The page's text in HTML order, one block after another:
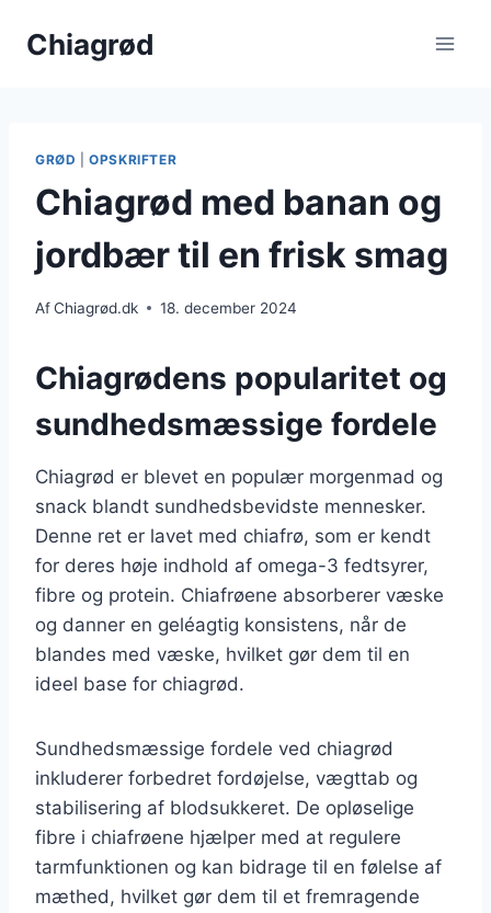
Chiagrød
GRØD |OPSKRIFTER
Chiagrød med banan og
jordbær til en frisk smag
AfChiagrød.dk 18. december 2024
Chiagrødens popularitet og
sundhedsmæssige fordele
Chiagrød er blevet en populær morgenmad og
snack blandt sundhedsbevidste mennesker.
Denne ret er lavet med chiafrø, som er kendt
for deres høje indhold af omega-3 fedtsyrer,
fibre og protein. Chiafrøene absorberer væske
og danner en geléagtig konsistens, når de
blandes med væske, hvilket gør dem til en
ideel base for chiagrød.
Sundhedsmæssige fordele ved chiagrød
inkluderer forbedret fordøjelse, vægttab og
stabilisering af blodsukkeret. De opløselige
fibre i chiafrøene hjælper med at regulere
tarmfunktionen og kan bidrage til en følelse af
mæthed, hvilket gør dem til et fremragende